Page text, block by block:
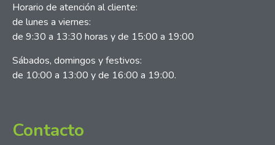
Horario de atención al cliente:
de lunes a viernes:
de 9:30 a 13:30 horas y de 15:00 a 19:00
Sábados, domingos y festivos:
de 10:00 a 13:00 y de 16:00 a 19:00.
Contacto